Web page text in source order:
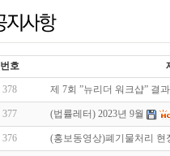
번호
378 제 7회 ”뉴리더 워크샵” 결
377 (법률레터) 2023년 9월
376 (홍보동영상)폐기물처리